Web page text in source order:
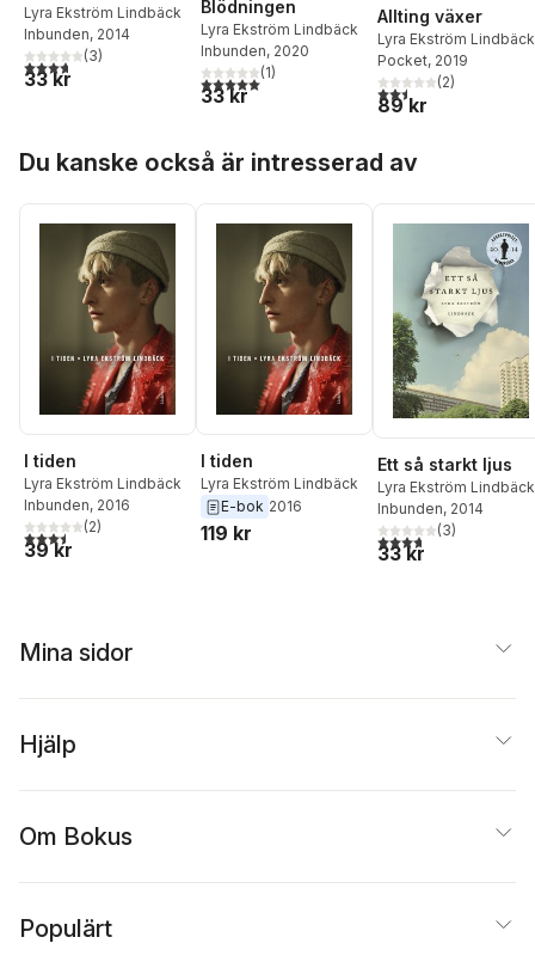
Lyra Ekström Lindbäck
Inbunden, 2014
3,7utav 5 stjärnor. Totalt antal röster:
(3)
33 kr
Blödningen
Lyra Ekström Lindbäck
Inbunden, 2020
5,0utav 5 stjärnor. Totalt antal röster:
(1)
33 kr
Allting växer
Lyra Ekström Lindbäck
Pocket, 2019
2,5utav 5 stjärnor.
(2)
89 kr
Du kanske också är intresserad av
I tiden
Lyra Ekström Lindbäck
Inbunden, 2016
3,5utav 5 stjärnor. Totalt antal röster:
(2)
39 kr
I tiden
Lyra Ekström Lindbäck
E-bok 2016
119 kr
Ett så starkt ljus
Lyra Ekström Lindbäck
Inbunden, 2014
3,7utav 5 stjärnor.
(3)
33 kr
Mina sidor
Hjälp
Om Bokus
Populärt